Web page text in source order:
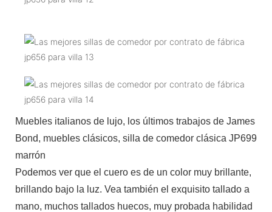
Muebles italianos de lujo, los últimos trabajos de James
Bond, muebles clásicos, silla de comedor clásica JP699
marrón
Podemos ver que el cuero es de un color muy brillante,
brillando bajo la luz. Vea también el exquisito tallado a
mano, muchos tallados huecos, muy probada habilidad